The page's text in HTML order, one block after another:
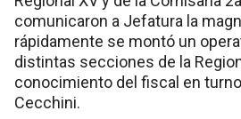
comunicaron a Jefatura la
rápidamente se montó un
distintas secciones de la
conocimiento del fiscal en
Cecchini.